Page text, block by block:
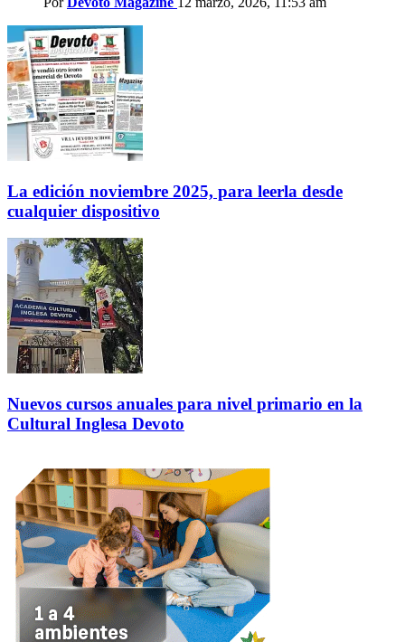
La edición noviembre 2025, para leerla desde
cualquier dispositivo
Nuevos cursos anuales para nivel primario en la
Cultural Inglesa Devoto